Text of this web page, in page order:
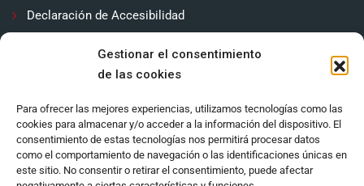
Gestionar el consentimiento
de las cookies
Para ofrecer las mejores experiencias, utilizamos tecnologías como las
cookies para almacenar y/o acceder a la información del dispositivo. El
consentimiento de estas tecnologías nos permitirá procesar datos
como el comportamiento de navegación o las identificaciones únicas en
este sitio. No consentir o retirar el consentimiento, puede afectar
Declaración de Accesibilidad
Política de cookies (UE)